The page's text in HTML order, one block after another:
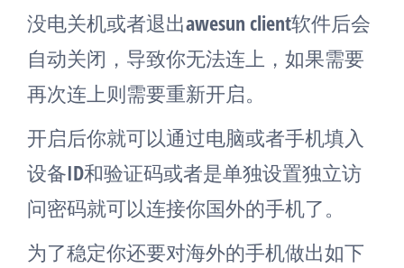
没电关机或者退出awesun client软件后会
自动关闭，导致你无法连上，如果需要
再次连上则需要重新开启。
开启后你就可以通过电脑或者手机填入
设备ID和验证码或者是单独设置独立访
问密码就可以连接你国外的手机了。
为了稳定你还要对海外的手机做出如下